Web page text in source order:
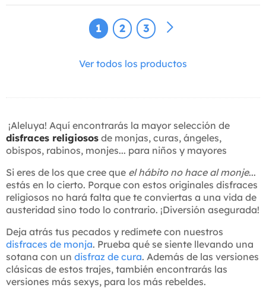
1 2 3
Ver todos los productos
¡Aleluya! Aquí encontrarás la mayor selección de
disfraces religiosos de monjas, curas, ángeles,
obispos, rabinos, monjes... para niños y mayores
Si eres de los que cree que el hábito no hace al monje...
estás en lo cierto. Porque con estos originales disfraces
religiosos no hará falta que te conviertas a una vida de
austeridad sino todo lo contrario. ¡Diversión asegurada!
Deja atrás tus pecados y redímete con nuestros
disfraces de monja. Prueba qué se siente llevando una
sotana con un disfraz de cura. Además de las versiones
clásicas de estos trajes, también encontrarás las
versiones más sexys, para los más rebeldes.